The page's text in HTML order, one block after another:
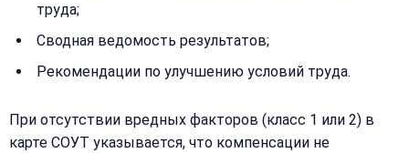
труда;
Сводная ведомость результатов;
Рекомендации по улучшению условий труда.
При отсутствии вредных факторов (класс 1 или 2) в
карте СОУТ указывается, что компенсации не
нам:
(499)
22-